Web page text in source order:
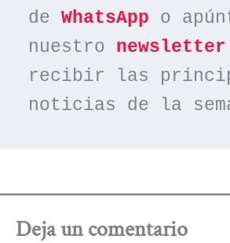
de WhatsApp o
nuestro newsletter
recibir las
noticias de la
Deja un comentario